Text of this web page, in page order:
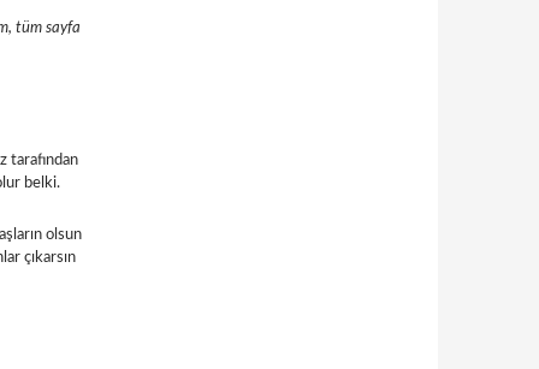
tüm sayfa
tarafından
belki.
olsun
çıkarsın